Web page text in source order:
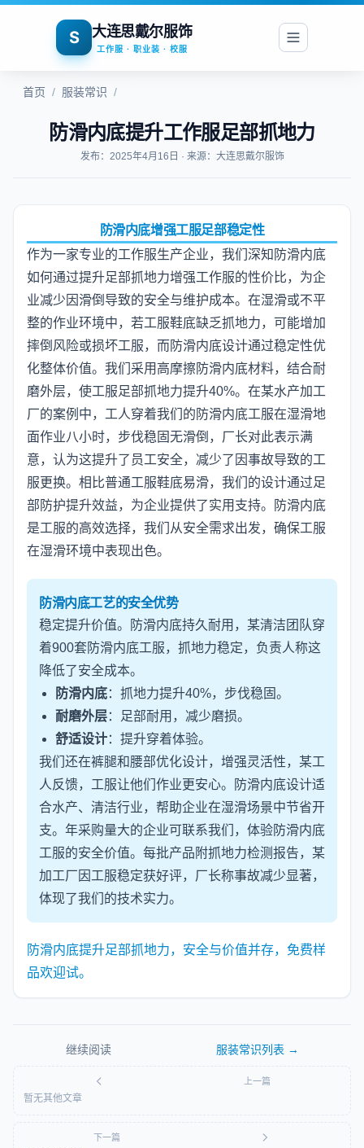
S 大连思戴尔服饰
工作服 · 职业装 · 校服
首页 / 服装常识 /
防滑内底提升工作服足部抓地力
发布：2025年4月16日 · 来源：大连思戴尔服饰
防滑内底增强工服足部稳定性
作为一家专业的工作服生产企业，我们深知防滑内底
如何通过提升足部抓地力增强工作服的性价比，为企
业减少因滑倒导致的安全与维护成本。在湿滑或不平
整的作业环境中，若工服鞋底缺乏抓地力，可能增加
摔倒风险或损坏工服，而防滑内底设计通过稳定性优
化整体价值。我们采用高摩擦防滑内底材料，结合耐
磨外层，使工服足部抓地力提升40%。在某水产加工
厂的案例中，工人穿着我们的防滑内底工服在湿滑地
面作业八小时，步伐稳固无滑倒，厂长对此表示满
意，认为这提升了员工安全，减少了因事故导致的工
服更换。相比普通工服鞋底易滑，我们的设计通过足
部防护提升效益，为企业提供了实用支持。防滑内底
是工服的高效选择，我们从安全需求出发，确保工服
在湿滑环境中表现出色。
防滑内底工艺的安全优势
稳定提升价值。防滑内底持久耐用，某清洁团队穿
着900套防滑内底工服，抓地力稳定，负责人称这
降低了安全成本。
防滑内底：抓地力提升40%，步伐稳固。
耐磨外层：足部耐用，减少磨损。
舒适设计：提升穿着体验。
我们还在裤腿和腰部优化设计，增强灵活性，某工
人反馈，工服让他们作业更安心。防滑内底设计适
合水产、清洁行业，帮助企业在湿滑场景中节省开
支。年采购量大的企业可联系我们，体验防滑内底
工服的安全价值。每批产品附抓地力检测报告，某
加工厂因工服稳定获好评，厂长称事故减少显著，
体现了我们的技术实力。
防滑内底提升足部抓地力，安全与价值并存，免费样
品欢迎试。
继续阅读 服装常识列表 →
上一篇
暂无其他文章
下一篇